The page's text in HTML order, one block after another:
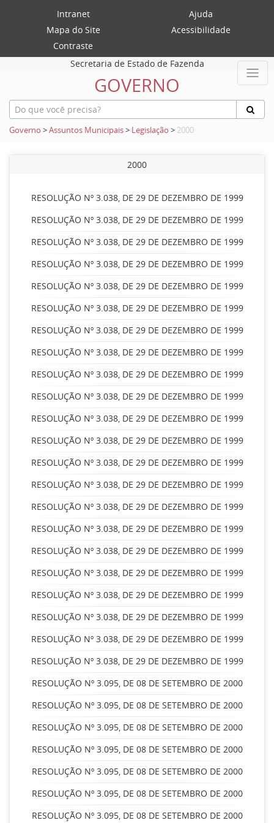
Intranet
Ajuda
Mapa do Site
Acessibilidade
Contraste
Secretaria de Estado de Fazenda
GOVERNO
Governo >Assuntos Municipais> Legislação > 2000
2000
RESOLUÇÃO Nº 3.038, DE 29 DE DEZEMBRO DE 1999
RESOLUÇÃO Nº 3.038, DE 29 DE DEZEMBRO DE 1999
RESOLUÇÃO Nº 3.038, DE 29 DE DEZEMBRO DE 1999
RESOLUÇÃO Nº 3.038, DE 29 DE DEZEMBRO DE 1999
RESOLUÇÃO Nº 3.038, DE 29 DE DEZEMBRO DE 1999
RESOLUÇÃO Nº 3.038, DE 29 DE DEZEMBRO DE 1999
RESOLUÇÃO Nº 3.038, DE 29 DE DEZEMBRO DE 1999
RESOLUÇÃO Nº 3.038, DE 29 DE DEZEMBRO DE 1999
RESOLUÇÃO Nº 3.038, DE 29 DE DEZEMBRO DE 1999
RESOLUÇÃO Nº 3.038, DE 29 DE DEZEMBRO DE 1999
RESOLUÇÃO Nº 3.038, DE 29 DE DEZEMBRO DE 1999
RESOLUÇÃO Nº 3.038, DE 29 DE DEZEMBRO DE 1999
RESOLUÇÃO Nº 3.038, DE 29 DE DEZEMBRO DE 1999
RESOLUÇÃO Nº 3.038, DE 29 DE DEZEMBRO DE 1999
RESOLUÇÃO Nº 3.038, DE 29 DE DEZEMBRO DE 1999
RESOLUÇÃO Nº 3.038, DE 29 DE DEZEMBRO DE 1999
RESOLUÇÃO Nº 3.038, DE 29 DE DEZEMBRO DE 1999
RESOLUÇÃO Nº 3.038, DE 29 DE DEZEMBRO DE 1999
RESOLUÇÃO Nº 3.038, DE 29 DE DEZEMBRO DE 1999
RESOLUÇÃO Nº 3.038, DE 29 DE DEZEMBRO DE 1999
RESOLUÇÃO Nº 3.038, DE 29 DE DEZEMBRO DE 1999
RESOLUÇÃO Nº 3.038, DE 29 DE DEZEMBRO DE 1999
RESOLUÇÃO Nº 3.095, DE 08 DE SETEMBRO DE 2000
RESOLUÇÃO Nº 3.095, DE 08 DE SETEMBRO DE 2000
RESOLUÇÃO Nº 3.095, DE 08 DE SETEMBRO DE 2000
RESOLUÇÃO Nº 3.095, DE 08 DE SETEMBRO DE 2000
RESOLUÇÃO Nº 3.095, DE 08 DE SETEMBRO DE 2000
RESOLUÇÃO Nº 3.095, DE 08 DE SETEMBRO DE 2000
RESOLUÇÃO Nº 3.095, DE 08 DE SETEMBRO DE 2000